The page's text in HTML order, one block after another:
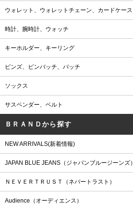
ウォレット、ウォレットチェーン、カードケース
時計、腕時計、ウォッチ
キーホルダー、キーリング
ピンズ、ピンバッチ、バッチ
ソックス
サスペンダー、ベルト
ＢＲＡＮＤから探す
NEW ARRIVALS(新着情報)
JAPAN BLUE JEANS（ジャパンブルージーンズ）
ＮＥＶＥＲＴＲＵＳＴ（ネバートラスト）
Audience（オーディエンス）